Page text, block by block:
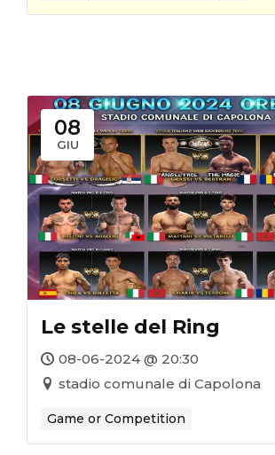
08
GIU
Le stelle del Ring
08-06-2024 @ 20:30
stadio comunale di Capolona
Game or Competition